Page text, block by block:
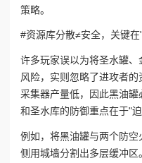
策略。
#资源库分散≠安全，关键
许多玩家误以为将圣水罐
风险，实则忽略了进攻者
采集器产量低，因此黑油
和圣水库的防御重点在于"
例如，将黑油罐与两个防
侧用城墙分割出多层缓冲